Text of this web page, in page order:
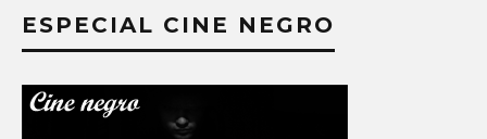
ESPECIAL CINE NEGRO